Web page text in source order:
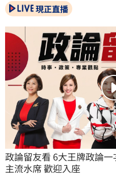
現正直播
政論留友看 6大王牌政論
主流水席 歡迎入座